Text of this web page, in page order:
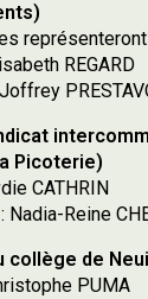
REGARD
Picoterie)
CATHRIN
Nadia-Reine
collège de
PUMA